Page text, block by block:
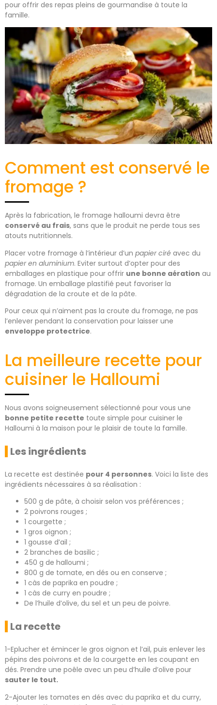
pour offrir des repas pleins de gourmandise à toute la
famille.
Comment est conservé le
fromage ?
Après la fabrication, le fromage halloumi devra être
conservé au frais, sans que le produit ne perde tous ses
atouts nutritionnels.
Placer votre fromage à l’intérieur d’un papier ciré avec du
papier en aluminium. Eviter surtout d’opter pour des
emballages en plastique pour offrir une bonne aération au
fromage. Un emballage plastifié peut favoriser la
dégradation de la croute et de la pâte.
Pour ceux qui n’aiment pas la croute du fromage, ne pas
l’enlever pendant la conservation pour laisser une
enveloppe protectrice.
La meilleure recette pour
cuisiner le Halloumi
Nous avons soigneusement sélectionné pour vous une
bonne petite recette toute simple pour cuisiner le
Halloumi à la maison pour le plaisir de toute la famille.
Les ingrédients
La recette est destinée pour 4 personnes. Voici la liste des
ingrédients nécessaires à sa réalisation :
500 g de pâte, à choisir selon vos préférences ;
2 poivrons rouges ;
1 courgette ;
1 gros oignon ;
1 gousse d’ail ;
2 branches de basilic ;
450 g de halloumi ;
800 g de tomate, en dés ou en conserve ;
1 càs de paprika en poudre ;
1 càs de curry en poudre ;
De l’huile d’olive, du sel et un peu de poivre.
La recette
1-Eplucher et émincer le gros oignon et l’ail, puis enlever les
pépins des poivrons et de la courgette en les coupant en
dés. Prendre une poêle avec un peu d’huile d’olive pour
sauter le tout.
2-Ajouter les tomates en dés avec du paprika et du curry,